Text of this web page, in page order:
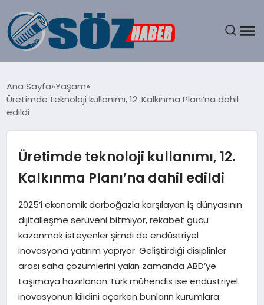
SPOR
EĞITIM
SAĞLIK
TEKNOLOJI
Ana Sayfa Yaşam
Üretimde teknoloji kullanımı, 12. Kalkınma Planı’na dahil
edildi
Üretimde teknoloji kullanımı, 12.
Kalkınma Planı’na dahil edildi
2025’i ekonomik darboğazla karşılayan iş dünyasının
dijitalleşme serüveni bitmiyor, rekabet gücü
kazanmak isteyenler şimdi de endüstriyel
inovasyona yatırım yapıyor. Geliştirdiği disiplinler
arası saha çözümlerini yakın zamanda ABD’ye
taşımaya hazırlanan Türk mühendis ise endüstriyel
inovasyonun kilidini açarken bunların kurumlara